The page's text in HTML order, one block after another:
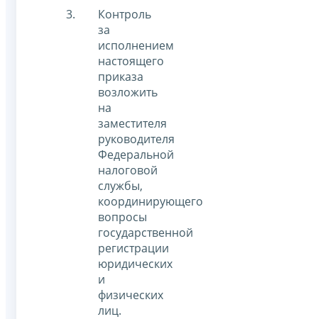
Контроль
за
исполнением
настоящего
приказа
возложить
на
заместителя
руководителя
Федеральной
налоговой
службы,
координирующего
вопросы
государственной
регистрации
юридических
и
физических
лиц.